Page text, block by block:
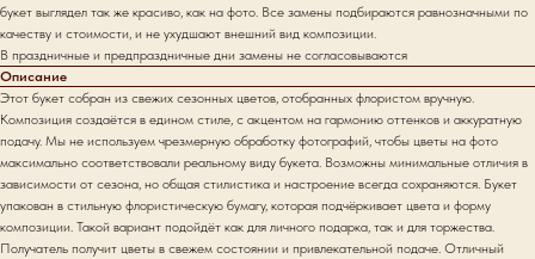
букет выглядел так же красиво, как на фото. Все замены подбираются равнозначными по
качеству и стоимости, и не ухудшают внешний вид композиции.
В праздничные и предпраздничные дни замены не согласовываются
Описание
Этот букет собран из свежих сезонных цветов, отобранных флористом вручную.
Композиция создаётся в едином стиле, с акцентом на гармонию оттенков и аккуратную
подачу. Мы не используем чрезмерную обработку фотографий, чтобы цветы на фото
максимально соответствовали реальному виду букета. Возможны минимальные отличия в
зависимости от сезона, но общая стилистика и настроение всегда сохраняются. Букет
упакован в стильную флористическую бумагу, которая подчёркивает цвета и форму
композиции. Такой вариант подойдёт как для личного подарка, так и для торжества.
Получатель получит цветы в свежем состоянии и привлекательной подаче. Отличный